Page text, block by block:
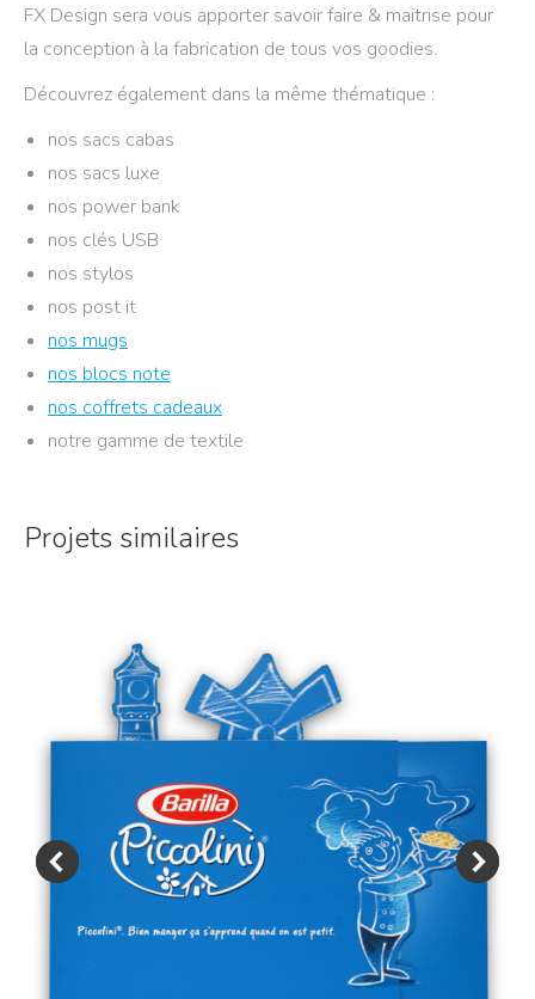
FX Design sera vous apporter savoir faire & maitrise pour
la conception à la fabrication de tous vos goodies.
Découvrez également dans la même thématique :
nos sacs cabas
nos sacs luxe
nos power bank
nos clés USB
nos stylos
nos post it
nos mugs
nos blocs note
nos coffrets cadeaux
notre gamme de textile
Projets similaires